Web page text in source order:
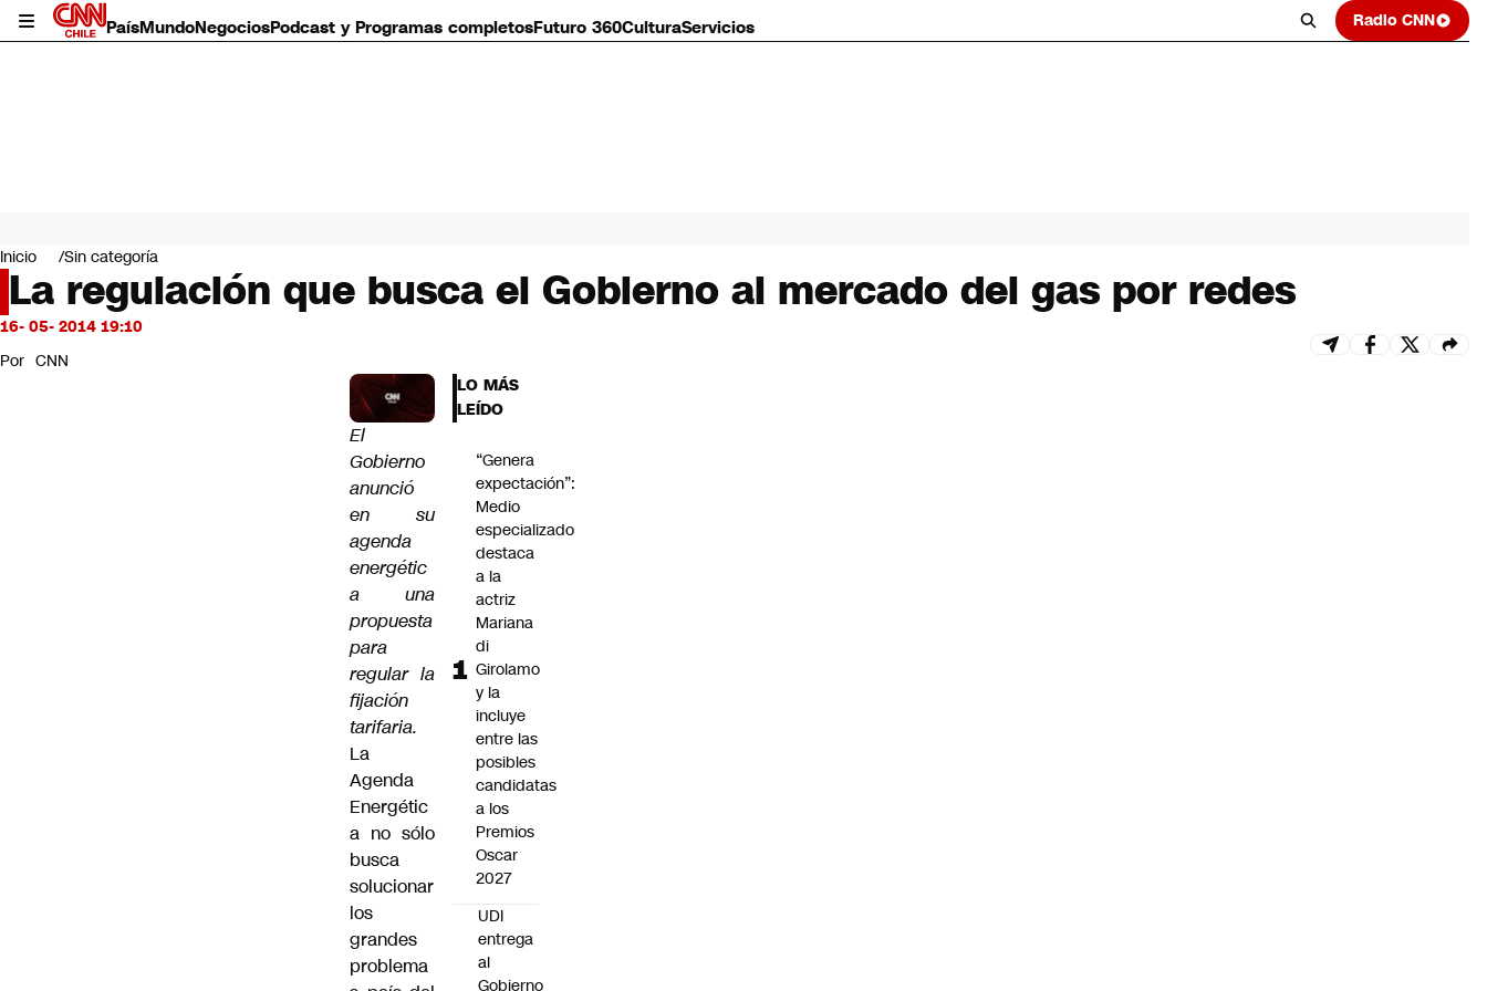
PaísMundoNegociosPodcast y Programas completosFuturo 360CulturaServicios Radio CNN
Mundo
Negocios
Deportes
Programas completos
Servicios
Inicio Sin categoría
La regulación que busca el Gobierno al mercado del gas por redes
16- 05- 2014 19:10
Por CNN
El
Gobierno
anunció
en su
agenda
energétic
a una
propuesta
para
regular la
fijación
tarifaria.
La
Agenda
Energétic
a no sólo
busca
solucionar
los
grandes
problema
LO MÁS
LEÍDO
“Genera
expectación”:
Medio
especializado
destaca
a la
actriz
Mariana
di
Girolamo
y la
incluye
entre las
posibles
candidatas
a los
Premios
Oscar
2027
UDI
entrega
al
Gobierno